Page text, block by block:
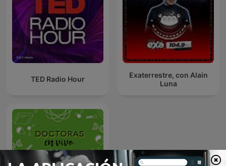
TED Radio Hour
Exaterrestre, con Alain
Luna